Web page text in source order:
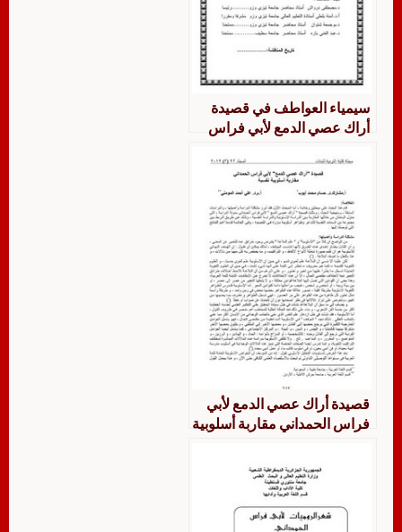
سيمياء العواطف في قصيدة
أراك عصي الدمع لأبي فراس
قصيدة أراك عصي الدمع لأبي
فراس الحمداني مقاربة أسلوبية